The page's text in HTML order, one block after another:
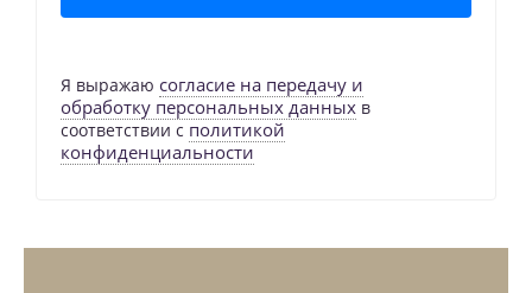
Я выражаю согласие на передачу и
обработку персональных данных в
соответствии с политикой
конфиденциальности